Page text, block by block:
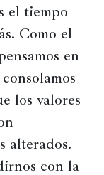
el tiempo
Como el
en
los valores
alterados.
con la